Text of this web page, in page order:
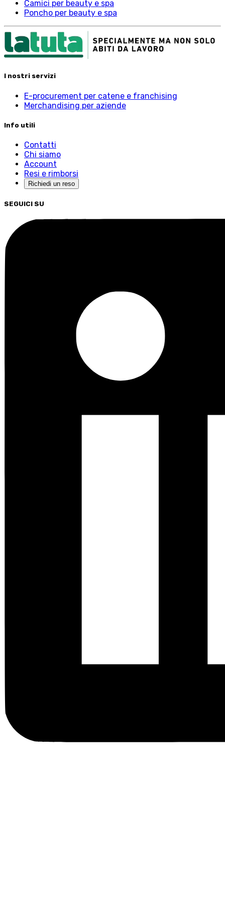
Camici per beauty e spa
Poncho per beauty e spa
I nostri servizi
E-procurement per catene e franchising
Merchandising per aziende
Info utili
Contatti
Chi siamo
Account
Resi e rimborsi
Richiedi un reso
SEGUICI SU